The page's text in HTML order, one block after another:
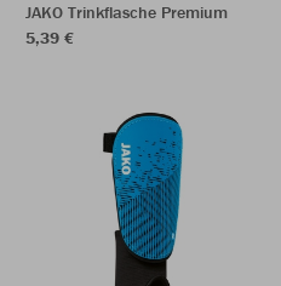
JAKO Trinkflasche Premium
5,39 €